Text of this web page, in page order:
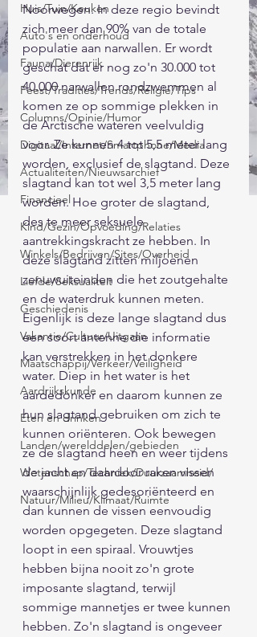
Huis/Tuin/Keuken
Auto's en onderhoud
Fauna/Dierenrijk
Feest/Tradities/Trends/Religie/Tips
Columns/Opinie/Humor
Digitaal/Internet/Smartphone/Media
Actualiteiten/Nieuwsarchief
Financieel
Kind/Gezin/Opvoeding/Relaties
Winkels/Bedrijven/Sites/Overheid
Liefde/Seksualiteit
Geschiedenis
Vakantie/Cultuur/Uitgaan
Maatschappij/Verkeer/Veiligheid
Aardrijkskunde
Eten en drinken
Landen/werelddelen/gebieden
Wetenschap/Techniek/Duurzaamheid/
Natuur/Milieu/Klimaat/Ruimte
Noorwegen. In deze regio bevindt
zich meer dan 90% van de totale
populatie aan narwallen. Er wordt
geschat dat er nog zo'n 30.000 tot
40.000 narwallen rondzwemmen al
komen ze op sommige plekken in
de Arctische wateren veelvuldig
voor. Ze kunnen 4 tot 5,5 meter lang
worden, exclusief de slagtand. Deze
slagtand kan tot wel 3,5 meter lang
worden. Hoe groter de slagtand,
des te meer seksuele
aantrekkingskracht ze hebben. In
deze slagtand zitten miljoenen
zenuwuiteinden die het zoutgehalte
en de waterdruk kunnen meten.
Eigenlijk is deze lange slagtand dus
een soort antenne die informatie
kan verstrekken in het donkere
water. Diep in het water is het
aardedonker en daarom kunnen ze
hun slagtand gebruiken om zich te
kunnen oriënteren. Ook bewegen
ze de slagtand heen en weer tijdens
de jacht en daardoor raken vissen
waarschijnlijk gedesoriënteerd en
dan kunnen de vissen eenvoudig
worden opgegeten. Deze slagtand
loopt in een spiraal. Vrouwtjes
hebben bijna nooit zo'n grote
imposante slagtand, terwijl
sommige mannetjes er twee kunnen
hebben. Zo'n slagtand is ongeveer